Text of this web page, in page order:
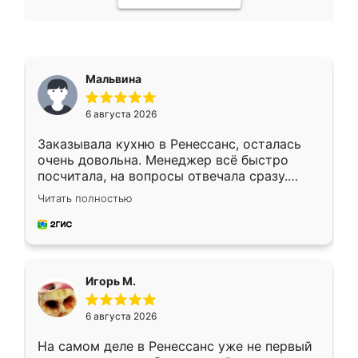
Мальвина
6 августа 2026
Заказывала кухню в Ренессанс, осталась
очень довольна. Менеджер всё быстро
посчитала, на вопросы отвечала сразу.
Замерщик приехал в субботу, подошёл к
делу со всей ответственностью. Собрали
за день, ребята работали аккуратно, даже
Читать полностью
Игорь М.
6 августа 2026
На самом деле в Ренессанс уже не первый